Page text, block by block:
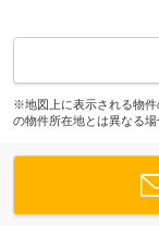
※地図上に表示される物件
の物件所在地とは異なる場